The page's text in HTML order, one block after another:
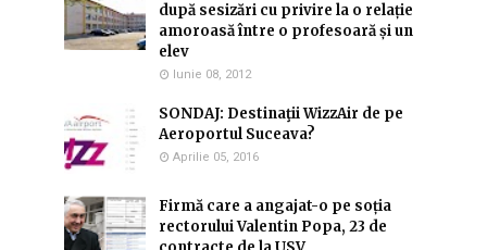
după sesizări cu privire la o relație
amoroasă între o profesoară și un
elev
Iunie 08, 2012
SONDAJ: Destinaţii WizzAir de pe
Aeroportul Suceava?
Aprilie 05, 2016
Firmă care a angajat-o pe soția
rectorului Valentin Popa, 23 de